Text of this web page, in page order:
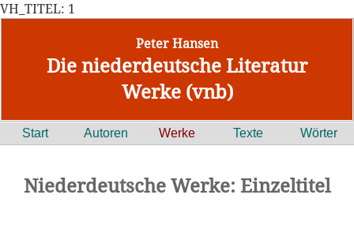
VH_TITEL: 1
Peter Hansen
Die niederdeutsche Literatur
Werke (vnb)
Start Autoren Werke Texte Wörter
Niederdeutsche Werke: Einzeltitel